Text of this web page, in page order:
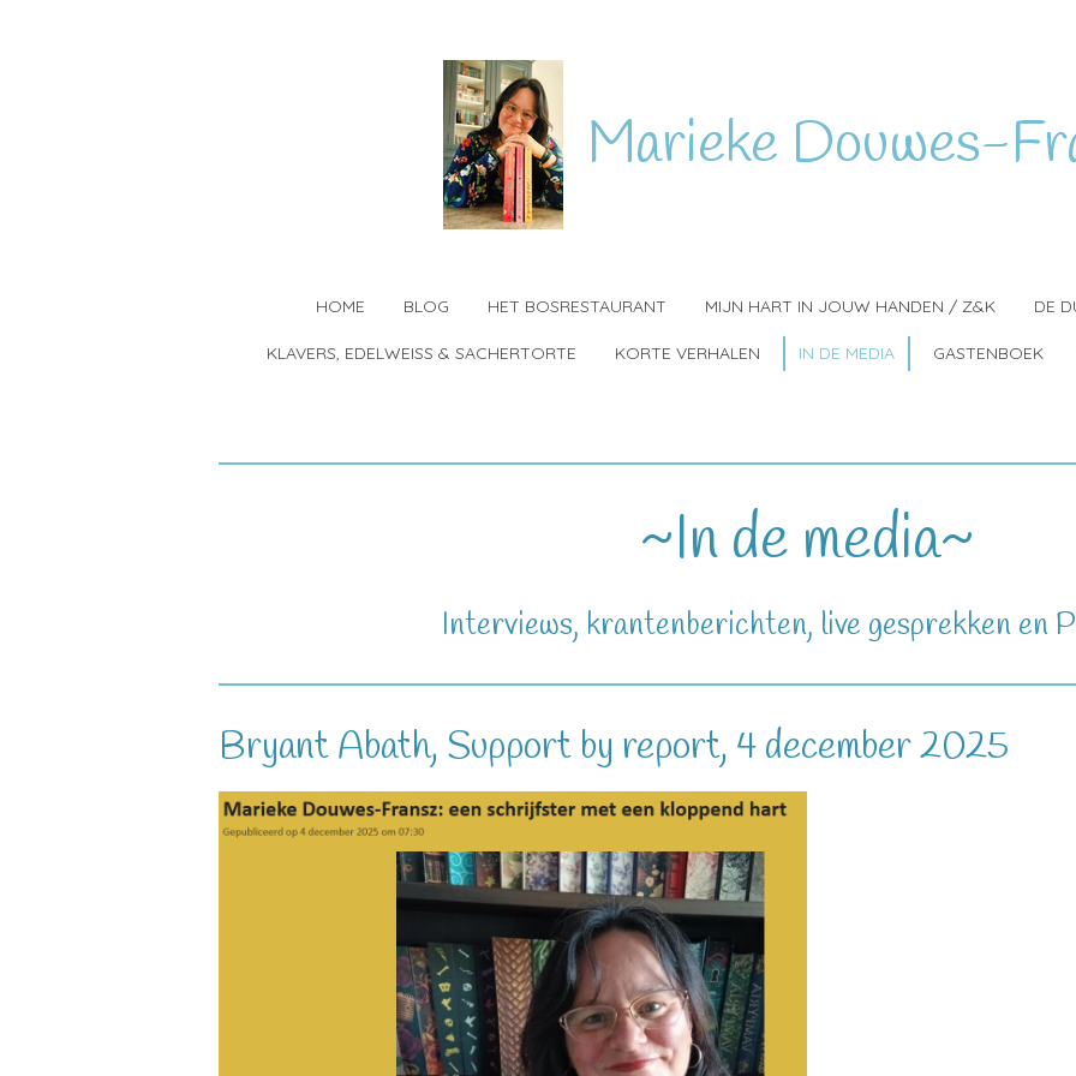
Marieke Douwes-
HOME BLOG HET BOSRESTAURANT MIJN HART IN JOUW HANDEN / Z&K DE
KLAVERS, EDELWEISS & SACHERTORTE KORTE VERHALEN IN DE MEDIA GASTENBOEK
~In de media~
Interviews, krantenberichten, live gesprekken en
Bryant Abath, Support by report, 4 december 2025